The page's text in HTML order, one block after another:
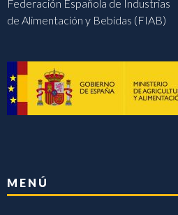
Federación Española de Industrias
de Alimentación y Bebidas (FIAB)
MENÚ